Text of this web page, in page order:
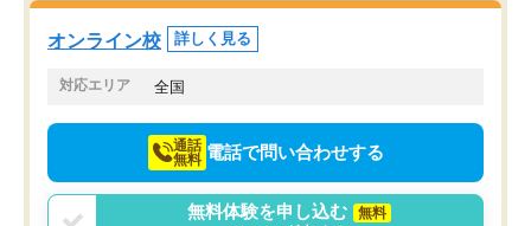
ったです。友達と好きな時間に自習
し、お互いを高めあえる環境がありま
けてらっしゃいますので
オンライン校 詳しく見る
対応エリア 全国
通話
無料 電話で問い合わせする
無料体験を申し込む
無料